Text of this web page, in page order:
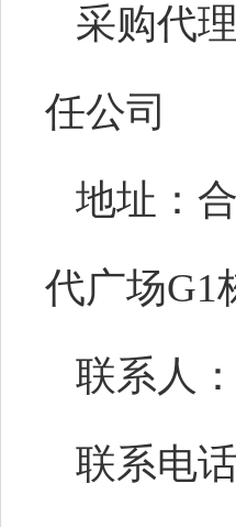
采购代
任公司
地址：
代广场G1
联系人
联系电话